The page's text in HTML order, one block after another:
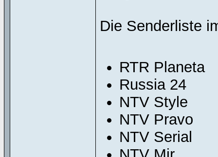
Die Senderliste
RTR Planeta
Russia 24
NTV Style
NTV Pravo
NTV Serial